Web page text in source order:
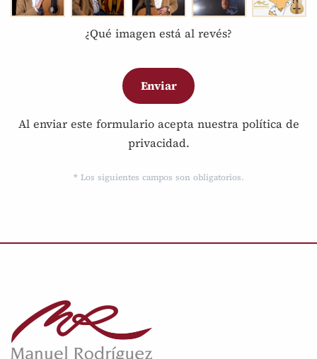
¿Qué imagen está al revés?
Al enviar este formulario acepta nuestra política de
privacidad.
* Los siguientes campos son obligatorios.